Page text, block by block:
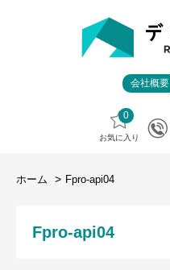
会社概要
0
お気に入り
ホーム Fpro-api04
Fpro-api04